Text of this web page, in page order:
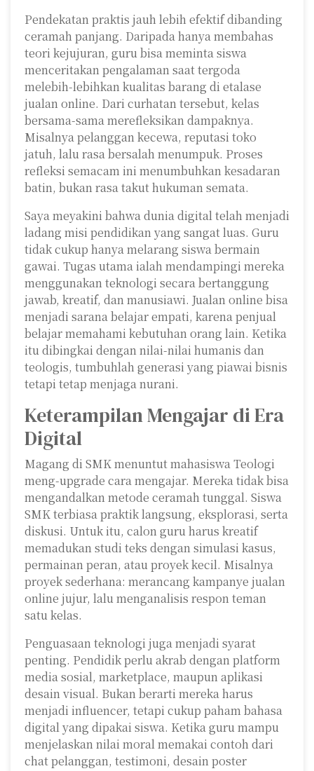
Pendekatan praktis jauh lebih efektif dibanding
ceramah panjang. Daripada hanya membahas
teori kejujuran, guru bisa meminta siswa
menceritakan pengalaman saat tergoda
melebih-lebihkan kualitas barang di etalase
jualan online. Dari curhatan tersebut, kelas
bersama-sama merefleksikan dampaknya.
Misalnya pelanggan kecewa, reputasi toko
jatuh, lalu rasa bersalah menumpuk. Proses
refleksi semacam ini menumbuhkan kesadaran
batin, bukan rasa takut hukuman semata.
Saya meyakini bahwa dunia digital telah menjadi
ladang misi pendidikan yang sangat luas. Guru
tidak cukup hanya melarang siswa bermain
gawai. Tugas utama ialah mendampingi mereka
menggunakan teknologi secara bertanggung
jawab, kreatif, dan manusiawi. Jualan online bisa
menjadi sarana belajar empati, karena penjual
belajar memahami kebutuhan orang lain. Ketika
itu dibingkai dengan nilai-nilai humanis dan
teologis, tumbuhlah generasi yang piawai bisnis
tetapi tetap menjaga nurani.
Keterampilan Mengajar di Era
Digital
Magang di SMK menuntut mahasiswa Teologi
meng-upgrade cara mengajar. Mereka tidak bisa
mengandalkan metode ceramah tunggal. Siswa
SMK terbiasa praktik langsung, eksplorasi, serta
diskusi. Untuk itu, calon guru harus kreatif
memadukan studi teks dengan simulasi kasus,
permainan peran, atau proyek kecil. Misalnya
proyek sederhana: merancang kampanye jualan
online jujur, lalu menganalisis respon teman
satu kelas.
Penguasaan teknologi juga menjadi syarat
penting. Pendidik perlu akrab dengan platform
media sosial, marketplace, maupun aplikasi
desain visual. Bukan berarti mereka harus
menjadi influencer, tetapi cukup paham bahasa
digital yang dipakai siswa. Ketika guru mampu
menjelaskan nilai moral memakai contoh dari
chat pelanggan, testimoni, desain poster